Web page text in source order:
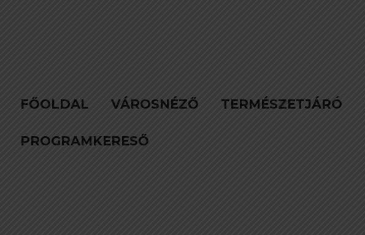
FŐOLDAL VÁROSNÉZŐ TERMÉSZETJÁRÓ
PROGRAMKERESŐ